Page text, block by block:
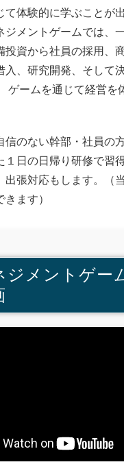
て体験的に学ぶことが
ジメントゲームでは、
投資から社員の採用、
入、研究開発、そして
ゲームを通じて経営を
信のない幹部・社員の
１日の日帰り研修で習
出張対応もします。（
ます）
ジメントゲー